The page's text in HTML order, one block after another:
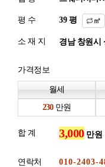
평 수 평 ㎡
소 재 지 경남 창원시
가격정보
월세
만원
합 계 만원
연락처